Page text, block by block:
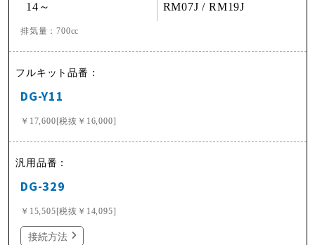
14～ RM07J / RM19J
排気量：700cc
DG-Y11
￥17,600[税抜￥16,000]
DG-329
￥15,505[税抜￥14,095]
接続方法